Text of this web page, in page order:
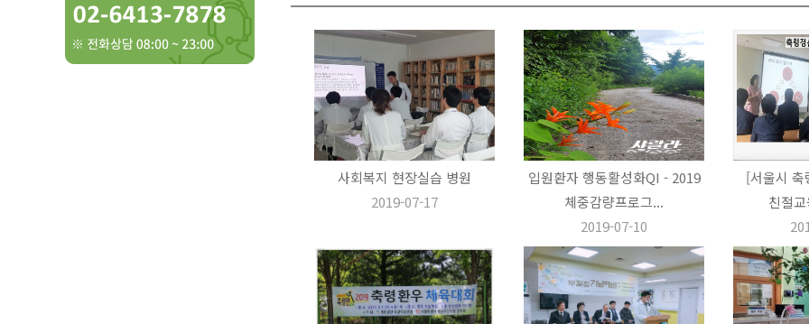
사회복지 현장실습 병원
2019-07-17
입원환자 행동활성화QI - 2019
체중감량프로그...
2019-07-10
[서울시
친절